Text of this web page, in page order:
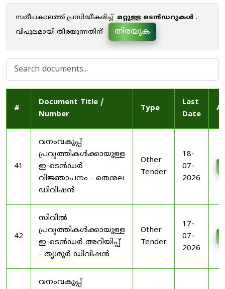
സമീപകാലത്ത് പ്രസിദ്ധീകരിച്ച് മറ്റുള്ള ടെൻഡറുകൾ .
വിപുലമായി തിരയുന്നതിന്
തിരയുക
#
Document Title /
Number
Type
Last
Date
41
വനംവകുപ്പ്
പ്രവൃത്തികൾക്കായുള്ള
ഇ-ടെൻഡർ
വിജ്ഞാപനം - തെന്മല
ഡിവിഷൻ
Other
Tender
18-
07-
2026
42
സിവിൽ
പ്രവൃത്തികൾക്കായുള്ള
ഇ-ടെൻഡർ അറിയിപ്പ്
- തൃശൂർ ഡിവിഷൻ
Other
Tender
17-
07-
2026
വനംവകുപ്പ്